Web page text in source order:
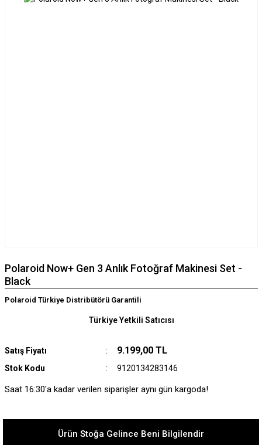
Polaroid Now+ Gen 3 Anlık Fotoğraf Makinesi Set -
Black
Polaroid Türkiye Distribütörü Garantili
Satış Fiyatı 9.199,00 TL
Stok Kodu 9120134283146
Türkiye Yetkili Satıcısı
Saat 16:30'a kadar verilen siparişler aynı gün kargoda!
Ürün Stoğa Gelince Beni Bilgilendir